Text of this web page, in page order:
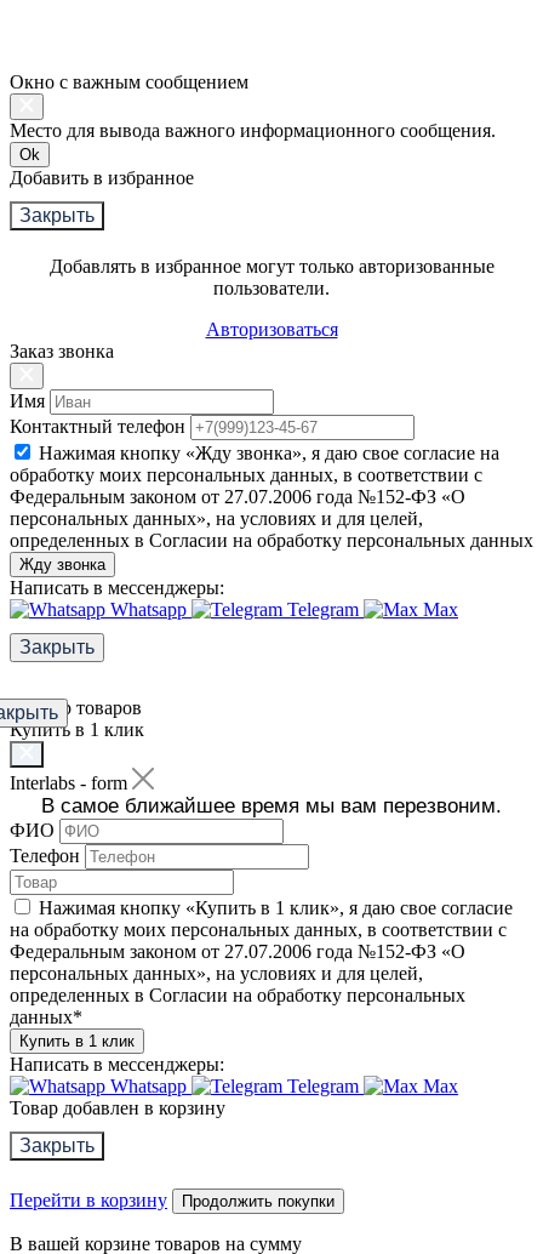
Окно с важным сообщением
Место для вывода важного информационного сообщения.
Ok
Добавить в избранное
Закрыть
Добавлять в избранное могут только авторизованные
пользователи.
Авторизоваться
Заказ звонка
Имя
Контактный телефон
Нажимая кнопку «Жду звонка», я даю свое согласие на
обработку моих персональных данных, в соответствии с
Федеральным законом от 27.07.2006 года №152-ФЗ «О
персональных данных», на условиях и для целей,
определенных в Согласии на обработку персональных данных
Жду звонка
Написать в мессенджеры:
Whatsapp
Telegram
Max
Закрыть
Фильтр товаров
Купить в 1 клик
Interlabs - form
В самое ближайшее время мы вам перезвоним.
ФИО
Телефон
Нажимая кнопку «Купить в 1 клик», я даю свое согласие
на обработку моих персональных данных, в соответствии с
Федеральным законом от 27.07.2006 года №152-ФЗ «О
персональных данных», на условиях и для целей,
определенных в Согласии на обработку персональных
данных*
Купить в 1 клик
Написать в мессенджеры:
Whatsapp
Telegram
Max
Товар добавлен в корзину
Закрыть
Перейти в корзину Продолжить покупки
В вашей корзине товаров на сумму